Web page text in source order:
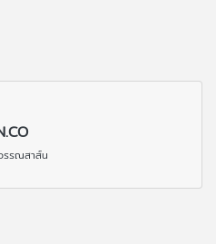
รณสาส์น